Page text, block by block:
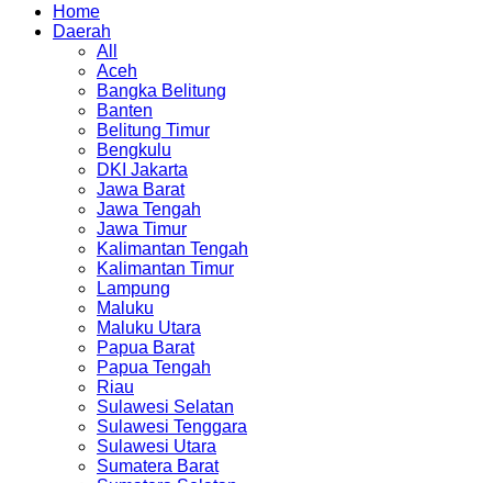
Home
Daerah
All
Aceh
Bangka Belitung
Banten
Belitung Timur
Bengkulu
DKI Jakarta
Jawa Barat
Jawa Tengah
Jawa Timur
Kalimantan Tengah
Kalimantan Timur
Lampung
Maluku
Maluku Utara
Papua Barat
Papua Tengah
Riau
Sulawesi Selatan
Sulawesi Tenggara
Sulawesi Utara
Sumatera Barat